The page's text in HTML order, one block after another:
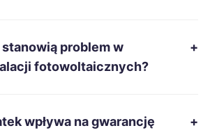
problem w
fotowoltaicznych?
+
wpływa na gwarancję
+